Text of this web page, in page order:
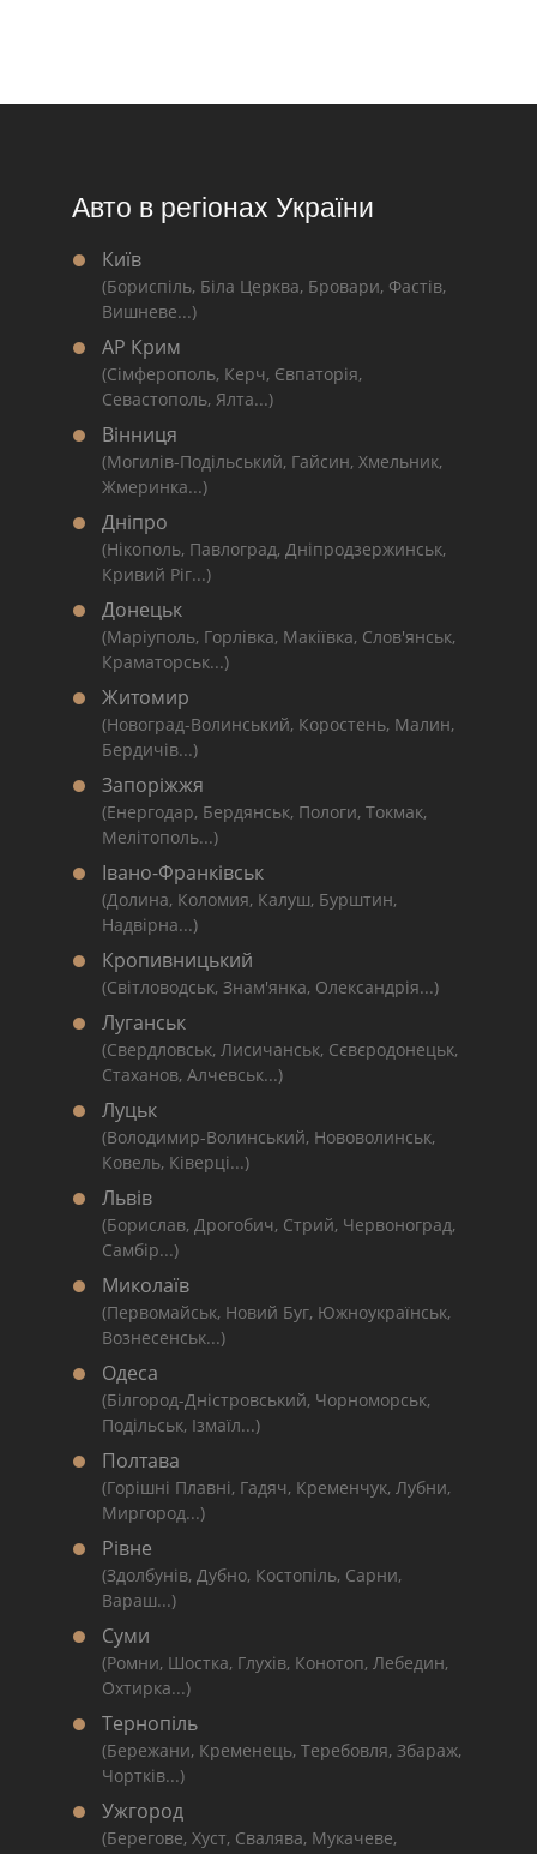
Авто в регіонах України
Київ
(Бориспіль, Біла Церква, Бровари, Фастів,
Вишневе...)
АР Крим
(Сімферополь, Керч, Євпаторія,
Севастополь, Ялта...)
Вінниця
(Могилів-Подільський, Гайсин, Хмельник,
Жмеринка...)
Дніпро
(Нікополь, Павлоград, Дніпродзержинськ,
Кривий Ріг...)
Донецьк
(Маріуполь, Горлівка, Макіївка, Слов'янськ,
Краматорськ...)
Житомир
(Новоград-Волинський, Коростень, Малин,
Бердичів...)
Запоріжжя
(Енергодар, Бердянськ, Пологи, Токмак,
Мелітополь...)
Івано-Франківськ
(Долина, Коломия, Калуш, Бурштин,
Надвірна...)
Кропивницький
(Світловодськ, Знам'янка, Олександрія...)
Луганськ
(Свердловськ, Лисичанськ, Сєвєродонецьк,
Стаханов, Алчевськ...)
Луцьк
(Володимир-Волинський, Нововолинськ,
Ковель, Ківерці...)
Львів
(Борислав, Дрогобич, Стрий, Червоноград,
Самбір...)
Миколаїв
(Первомайськ, Новий Буг, Южноукраїнськ,
Вознесенськ...)
Одеса
(Білгород-Дністровський, Чорноморськ,
Подільськ, Ізмаїл...)
Полтава
(Горішні Плавні, Гадяч, Кременчук, Лубни,
Миргород...)
Рівне
(Здолбунів, Дубно, Костопіль, Сарни,
Вараш...)
Суми
(Ромни, Шостка, Глухів, Конотоп, Лебедин,
Охтирка...)
Тернопіль
(Бережани, Кременець, Теребовля, Збараж,
Чортків...)
Ужгород
(Берегове, Хуст, Свалява, Мукачеве,